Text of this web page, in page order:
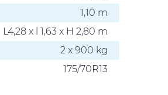
1,10 m
L4,28 x l 1,63 x H 2,80 m
2 x 900 kg
175/70R13